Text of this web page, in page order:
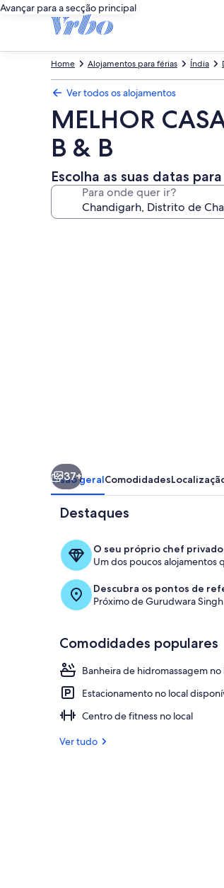
Avançar para a secção principal
Índia
Alojamentos para férias
Home
Ver todos os alojamentos
MELHOR
B & B
Escolha as suas datas
Para onde quer ir?
ÍNDIA,
B
&
37+
Visão geralComodidades
Destaques
O seu próprio chef privado
Um dos poucos alojamentos
Descubra os pontos de
Próximo de Gurudwara
Comodidades populares
Banheira de hidromassagem no
Estacionamento no local
Centro de fitness no local
Ver tudo